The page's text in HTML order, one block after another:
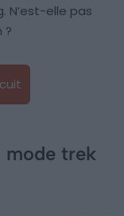
N’est-elle pas
?
mode trek